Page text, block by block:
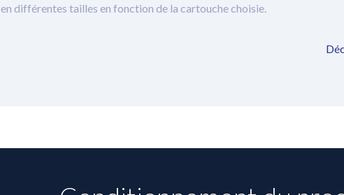
en différentes tailles en fonction de la cartouche choisie.